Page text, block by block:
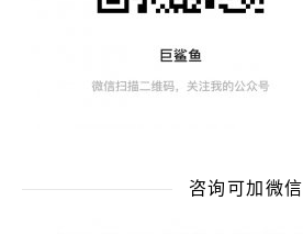
咨询可加微信